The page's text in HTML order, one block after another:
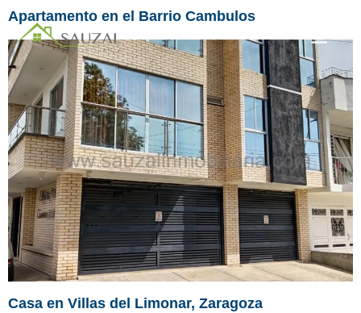
Apartamento en el Barrio Cambulos
Casa en Villas del Limonar, Zaragoza